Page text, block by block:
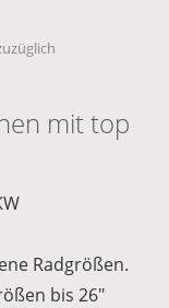
mit top
Radgrößen.
bis 26"